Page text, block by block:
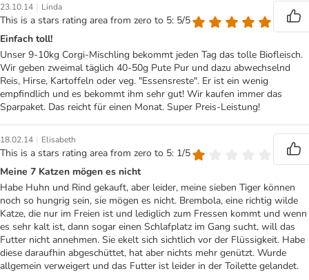
23.10.14 | Linda
This is a stars rating area from zero to 5: 5/5
Einfach toll!
Unser 9-10kg Corgi-Mischling bekommt jeden Tag das tolle Biofleisch.
Wir geben zweimal täglich 40-50g Pute Pur und dazu abwechselnd
Reis, Hirse, Kartoffeln oder veg. "Essensreste". Er ist ein wenig
empfindlich und es bekommt ihm sehr gut! Wir kaufen immer das
Sparpaket. Das reicht für einen Monat. Super Preis-Leistung!
18.02.14 | Elisabeth
This is a stars rating area from zero to 5: 1/5
Meine 7 Katzen mögen es nicht
Habe Huhn und Rind gekauft, aber leider, meine sieben Tiger können
noch so hungrig sein, sie mögen es nicht. Brembola, eine richtig wilde
Katze, die nur im Freien ist und lediglich zum Fressen kommt und wenn
es sehr kalt ist, dann sogar einen Schlafplatz im Gang sucht, will das
Futter nicht annehmen. Sie ekelt sich sichtlich vor der Flüssigkeit. Habe
diese daraufhin abgeschüttet, hat aber nichts mehr genützt. Wurde
allgemein verweigert und das Futter ist leider in der Toilette gelandet.